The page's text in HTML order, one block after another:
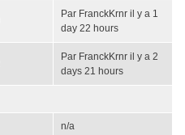
Par FranckKrnr il y a 1
day 22 hours
Par FranckKrnr il y a 2
days 21 hours
n/a